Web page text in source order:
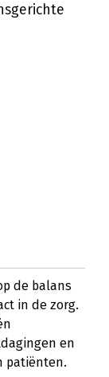
de balans
in de zorg.
en
patiënten.